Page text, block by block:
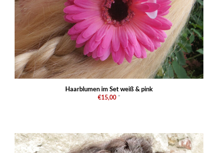
Haarblumen im Set weiß & pink
€15,00 *